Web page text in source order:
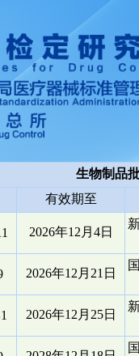
生物制品
有效期至
2026年12月4日
2026年12月21日
2026年12月25日